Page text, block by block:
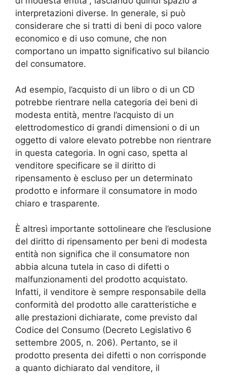
interpretazioni diverse. In generale, si può
considerare che si tratti di beni di poco valore
economico e di uso comune, che non
comportano un impatto significativo sul bilancio
del consumatore.
Ad esempio, l’acquisto di un libro o di un CD
potrebbe rientrare nella categoria dei beni di
modesta entità, mentre l’acquisto di un
elettrodomestico di grandi dimensioni o di un
oggetto di valore elevato potrebbe non rientrare
in questa categoria. In ogni caso, spetta al
venditore specificare se il diritto di
ripensamento è escluso per un determinato
prodotto e informare il consumatore in modo
chiaro e trasparente.
È altresì importante sottolineare che l’esclusione
del diritto di ripensamento per beni di modesta
entità non significa che il consumatore non
abbia alcuna tutela in caso di difetti o
malfunzionamenti del prodotto acquistato.
Infatti, il venditore è sempre responsabile della
conformità del prodotto alle caratteristiche e
alle prestazioni dichiarate, come previsto dal
Codice del Consumo (Decreto Legislativo 6
settembre 2005, n. 206). Pertanto, se il
prodotto presenta dei difetti o non corrisponde
a quanto dichiarato dal venditore, il